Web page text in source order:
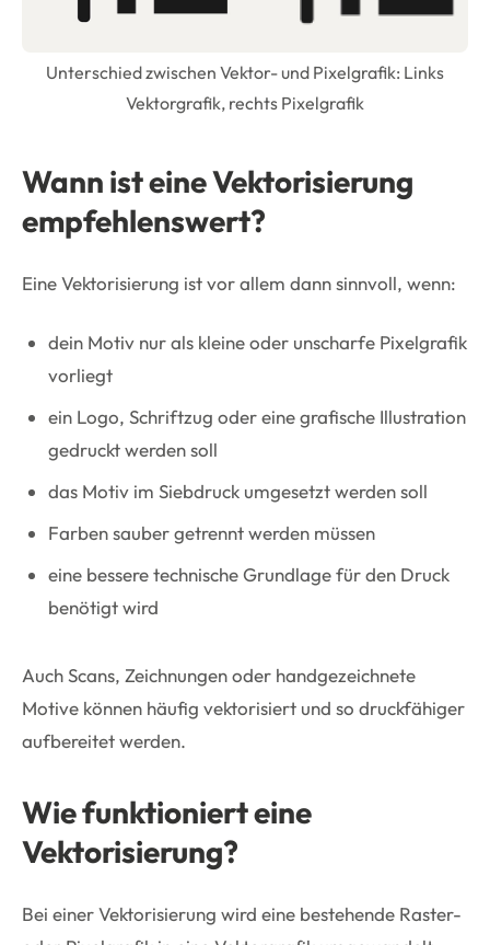
Unterschied zwischen Vektor- und Pixelgrafik: Links
Vektorgrafik, rechts Pixelgrafik
Wann ist eine Vektorisierung
empfehlenswert?
Eine Vektorisierung ist vor allem dann sinnvoll, wenn:
dein Motiv nur als kleine oder unscharfe Pixelgrafik
vorliegt
ein Logo, Schriftzug oder eine grafische Illustration
gedruckt werden soll
das Motiv im Siebdruck umgesetzt werden soll
Farben sauber getrennt werden müssen
eine bessere technische Grundlage für den Druck
benötigt wird
Auch Scans, Zeichnungen oder handgezeichnete
Motive können häufig vektorisiert und so druckfähiger
aufbereitet werden.
Wie funktioniert eine
Vektorisierung?
Bei einer Vektorisierung wird eine bestehende Raster-